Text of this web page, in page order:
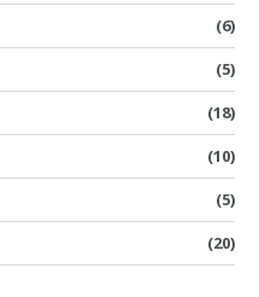
(6)
(5)
(18)
(10)
(5)
(20)